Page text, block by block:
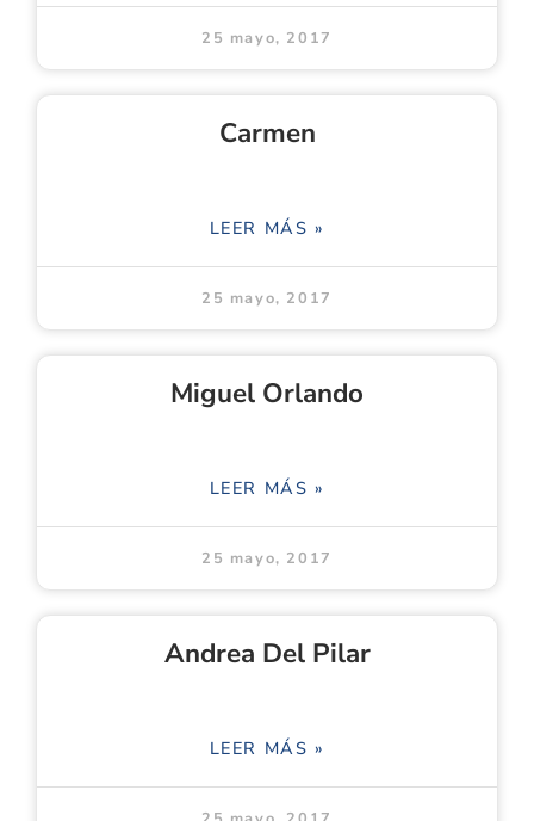
25 mayo, 2017
Carmen
LEER MÁS »
25 mayo, 2017
Miguel Orlando
LEER MÁS »
25 mayo, 2017
Andrea Del Pilar
LEER MÁS »